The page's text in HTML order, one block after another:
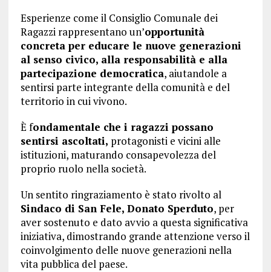
Esperienze come il Consiglio Comunale dei
Ragazzi rappresentano un’opportunità
concreta per educare le nuove generazioni
al senso civico, alla responsabilità e alla
partecipazione democratica, aiutandole a
sentirsi parte integrante della comunità e del
territorio in cui vivono.
È fondamentale che i ragazzi possano
sentirsi ascoltati, protagonisti e vicini alle
istituzioni, maturando consapevolezza del
proprio ruolo nella società.
Un sentito ringraziamento è stato rivolto al
Sindaco di San Fele, Donato Sperduto, per
aver sostenuto e dato avvio a questa significativa
iniziativa, dimostrando grande attenzione verso il
coinvolgimento delle nuove generazioni nella
vita pubblica del paese.